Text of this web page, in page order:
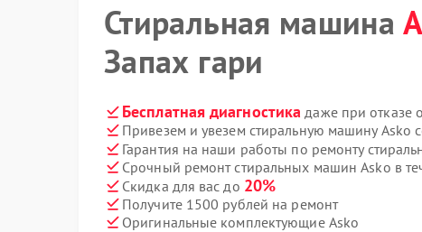
Стиральная машина
Запах гари
Бесплатная диагностика даже при отказе
Привезем и увезем стиральную машину Asko
Гарантия на наши работы по ремонту
Срочный ремонт стиральных машин Asko в
Скидка для вас до 20%
Получите 1500 рублей на ремонт
Оригинальные комплектующие Asko